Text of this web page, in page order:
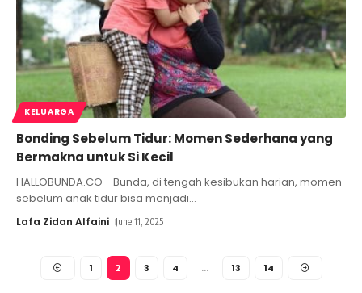
KELUARGA
Bonding Sebelum Tidur: Momen Sederhana yang
Bermakna untuk Si Kecil
HALLOBUNDA.CO - Bunda, di tengah kesibukan harian, momen
sebelum anak tidur bisa menjadi…
Lafa Zidan Alfaini June 11, 2025
1 2 3 4 … 13 14